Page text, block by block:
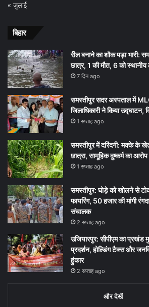
« जुलाई
बिहार
रील बनाने का शौक पड़ा भारी:
छात्र, 1 की मौत, 6 को स्थानीय
7 दिन ago
समस्तीपुर सदर अस्पताल में
जिलाधिकारी ने किया उद्घाटन,
1 सप्ताह ago
समस्तीपुर में दरिंदगी: मक्के के
छात्रा, सामूहिक दुष्कर्म का आरोप
1 सप्ताह ago
समस्तीपुर: घोड़े को खोलने से
फायरिंग, 50 हजार की मांगी
संचालक
2 सप्ताह ago
उजियारपुर: सीपीएम का प्रखंड
प्रदर्शन, होल्डिंग टैक्स और
हुंकार
2 सप्ताह ago
और देखें